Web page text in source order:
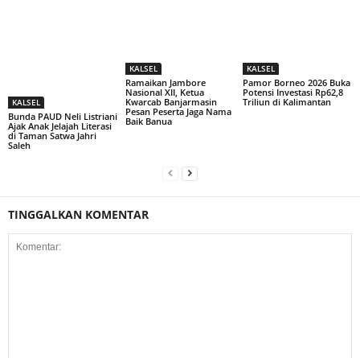
KALSEL
Bunda PAUD Neli Listriani
Ajak Anak Jelajah Literasi
di Taman Satwa Jahri
Saleh
KALSEL
Ramaikan Jambore
Nasional XII, Ketua
Kwarcab Banjarmasin
Pesan Peserta Jaga Nama
Baik Banua
KALSEL
Pamor Borneo 2026 Buka
Potensi Investasi Rp62,8
Triliun di Kalimantan
TINGGALKAN KOMENTAR